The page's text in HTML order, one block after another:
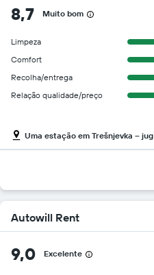
8,7 Muito bom
Limpeza
Comfort
Recolha/entrega
Relação qualidade/preço
Uma estação em Trešnjevka – jug
Autowill Rent
9,0 Excelente